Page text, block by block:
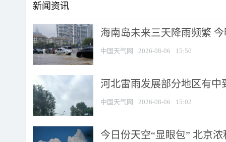
新闻资讯
海南岛未来三天降雨频繁
中国天气网 2026-08-06 15:50
河北雷雨发展部分地区有中
中国天气网 2026-08-06 15:02
今日份天空“显眼包” 北京